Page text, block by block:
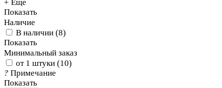
+ Еще
Показать
Наличие
В наличии (8)
Показать
Минимальный заказ
от 1 штуки (10)
? Примечание
Показать